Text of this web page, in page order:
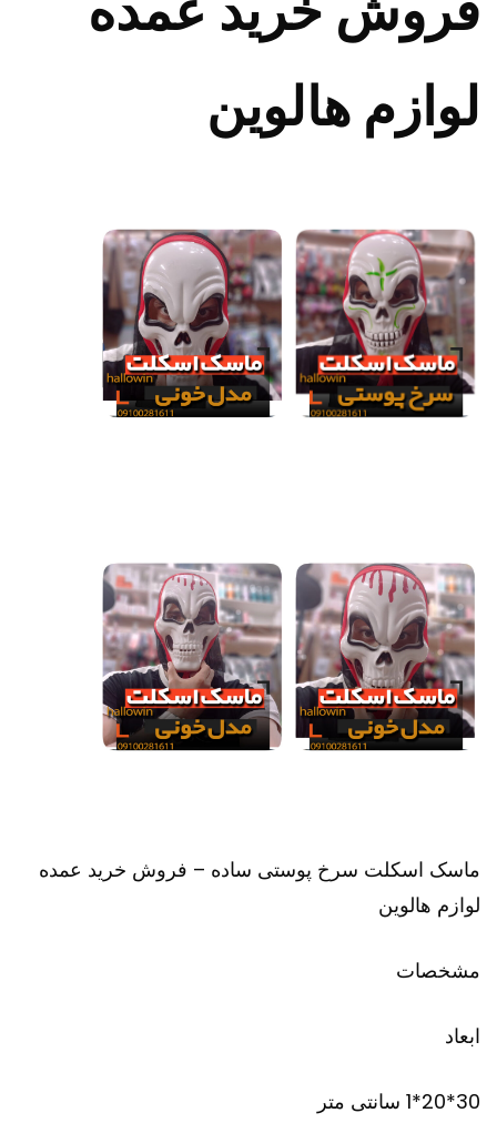
لوازم هالوین
ماسک اسکلت سرخ پوستی ساده – فروش خرید عمده
لوازم هالوین
مشخصات
ابعاد
30*20*1 سانتی متر